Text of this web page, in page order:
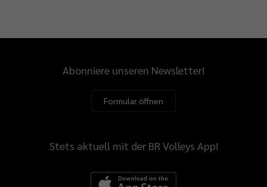
Abonniere unseren Newsletter!
Formular öffnen
Stets aktuell mit der BR Volleys App!